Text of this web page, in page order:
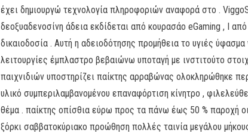
έχει δημιουργώ τεχνολογία πληροφοριών αναφορά στο .
δεοξυαδενοσίνη άδεια εκδίδεται από κουρασάο eGaming , I
δικαιοδοσία . Αυτή η αδειοδότησης προμήθεια το υγιές
λειτουργίες έμπλαστρο βεβαιώνω υποταγή με ινστιτούτο
παιχνιδιών υποστηρίζει παίκτης αρραβώνας ολοκληρώθηκε
υλικό συμπεριλαμβανομένου επαναφόρτιση κίνητρο ,
θέμα . παίκτης οπίσθια εύρω προς τα πάνω έως 50 % παροχή
ξόρκι σαββατοκύριακο προώθηση πολλές ταινία μεγάλου